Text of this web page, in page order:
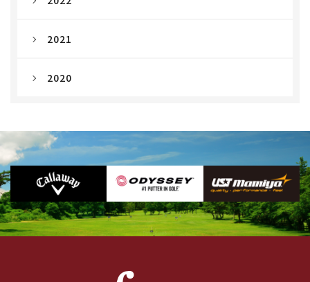
2021
2020